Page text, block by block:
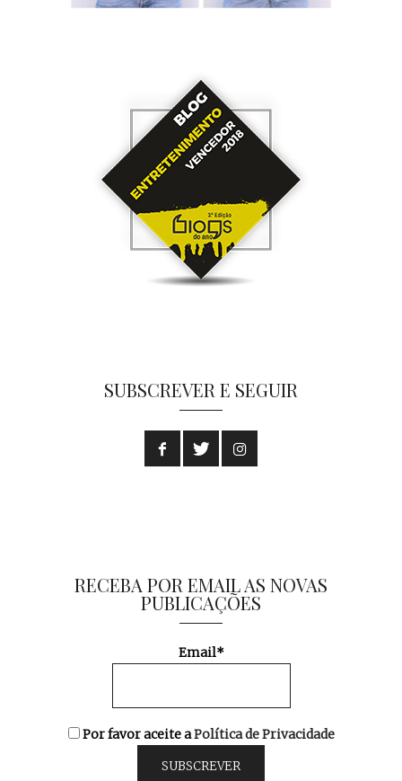
SUBSCREVER E SEGUIR
RECEBA POR EMAIL AS NOVAS
PUBLICAÇÕES
Email*
Por favor aceite aPolítica de Privacidade